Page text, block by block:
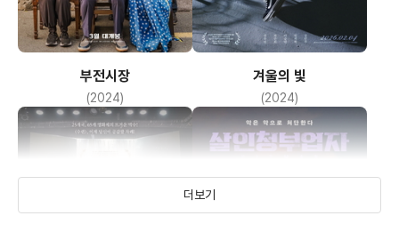
부전시장
(2024)
겨울의 빛
(2024)
더보기